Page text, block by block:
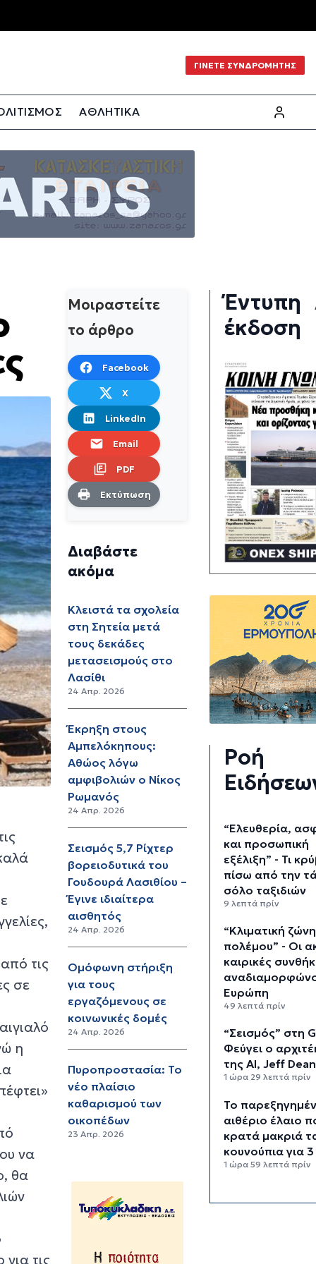
ΓΙΝΕΤΕ ΣΥΝΔΡΟΜΗΤΗΣ
ΑΘΛΗΤΙΚΑ
τις
σε
η
να
θα
τις
Μοιραστείτε
το άρθρο
Facebook
X
LinkedIn
Email
PDF
Εκτύπωση
Διαβάστε
ακόμα
Κλειστά τα σχολεία
στη Σητεία μετά
τους δεκάδες
μετασεισμούς στο
Λασίθι
24 Απρ. 2026
Έκρηξη στους
Αμπελόκηπους:
Αθώος λόγω
αμφιβολιών ο Νίκος
Ρωμανός
24 Απρ. 2026
Σεισμός 5,7 Ρίχτερ
βορειοδυτικά του
Γουδουρά Λασιθίου –
Έγινε ιδιαίτερα
αισθητός
24 Απρ. 2026
Ομόφωνη στήριξη
για τους
εργαζόμενους σε
κοινωνικές δομές
24 Απρ. 2026
Πυροπροστασία: Το
νέο πλαίσιο
καθαρισμού των
οικοπέδων
23 Απρ. 2026
Έντυπη
έκδοση
Ροή
“Ελευθερία,
και προσωπική
εξέλιξη” - Τι
πίσω από την
σόλο ταξιδιών
9 λεπτά πρίν
“Κλιματική ζώνη
πολέμου” - Οι
καιρικές
Ευρώπη
49 λεπτά πρίν
“Σεισμός” στη
Φεύγει ο
της AI, Jeff Dean
1 ώρα 29 λεπτά πρίν
Το
αιθέριο έλαιο
κρατά μακριά
κουνούπια για
1 ώρα 59 λεπτά πρίν
γρίφο των